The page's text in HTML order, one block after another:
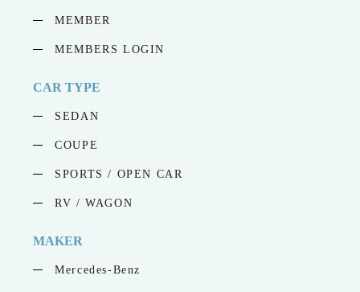
MEMBER
MEMBERS LOGIN
CAR TYPE
SEDAN
COUPE
SPORTS / OPEN CAR
RV / WAGON
MAKER
Mercedes-Benz